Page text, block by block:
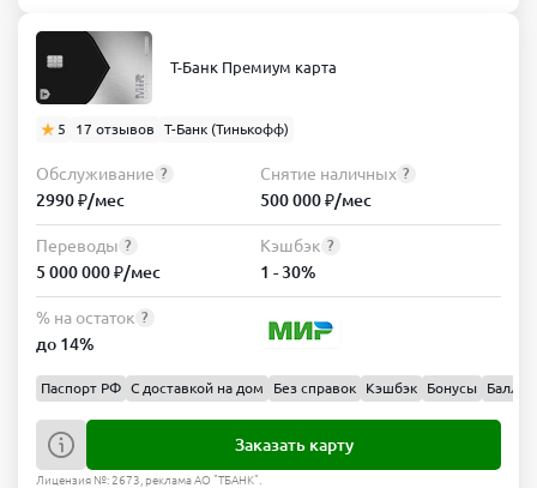
Т-Банк Премиум карта
5 17 отзывов Т-Банк (Тинькофф)
Обслуживание ?
2990 ₽/мес
Снятие наличных ?
500 000 ₽/мес
Переводы ?
5 000 000 ₽/мес
Кэшбэк ?
1 - 30%
% на остаток ?
до 14%
Паспорт РФ С доставкой на дом Без справок Кэшбэк Бонусы Баллы
Заказать карту
Лицензия №: 2673, реклама АО "ТБАНК".